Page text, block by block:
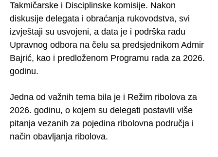
Takmičarske i Disciplinske komisije. Nakon
diskusije delegata i obraćanja rukovodstva, svi
izvještaji su usvojeni, a data je i podrška radu
Upravnog odbora na čelu sa predsjednikom Admir
Bajrić, kao i predloženom Programu rada za 2026.
godinu.
Jedna od važnih tema bila je i Režim ribolova za
2026. godinu, o kojem su delegati postavili više
pitanja vezanih za pojedina ribolovna područja i
način obavljanja ribolova.